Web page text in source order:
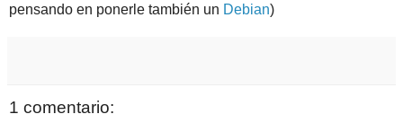
pensando en ponerle también un Debian)
1 comentario: